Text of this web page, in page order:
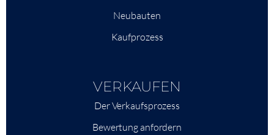
Neubauten
Kaufprozess
VERKAUFEN
Der Verkaufsprozess
Bewertung anfordern